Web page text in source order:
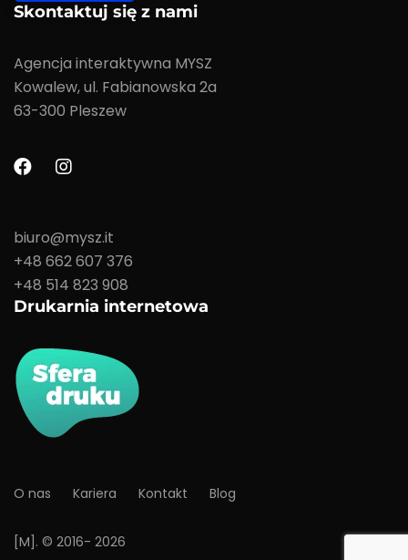
Skontaktuj się z nami
Agencja interaktywna MYSZ
Kowalew, ul. Fabianowska 2a
63-300 Pleszew
biuro@mysz.it
+48 662 607 376
+48 514 823 908
Drukarnia internetowa
O nas Kariera Kontakt Blog
[M]. © 2016- 2026